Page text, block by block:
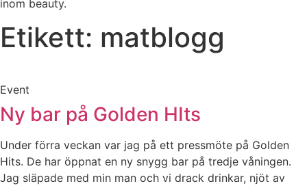
inom beauty.
Etikett: matblogg
Event
Ny bar på Golden HIts
Under förra veckan var jag på ett pressmöte på Golden
Hits. De har öppnat en ny snygg bar på tredje våningen.
Jag släpade med min man och vi drack drinkar, njöt av